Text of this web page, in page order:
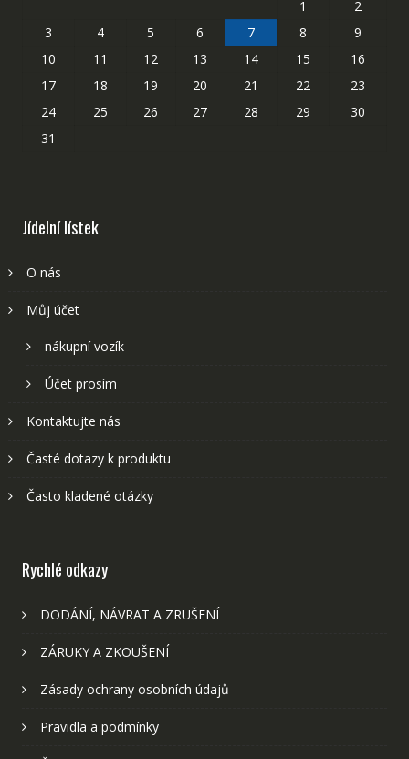
1
2
3
4 5 6 7 8
9
10
11 12 13 14 15
16
17
18 19 20 21 22
23
24
25 26 27 28 29
30
31
Jídelní lístek
O nás
Můj účet
nákupní vozík
Účet prosím
Kontaktujte nás
Časté dotazy k produktu
Často kladené otázky
Rychlé odkazy
DODÁNÍ, NÁVRAT A ZRUŠENÍ
ZÁRUKY A ZKOUŠENÍ
Zásady ochrany osobních údajů
Pravidla a podmínky